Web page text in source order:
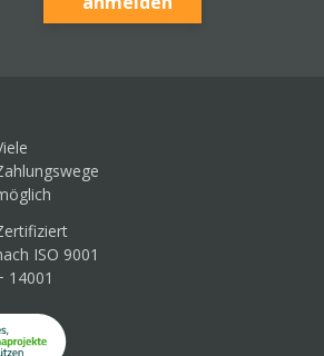
ISO 9001
14001